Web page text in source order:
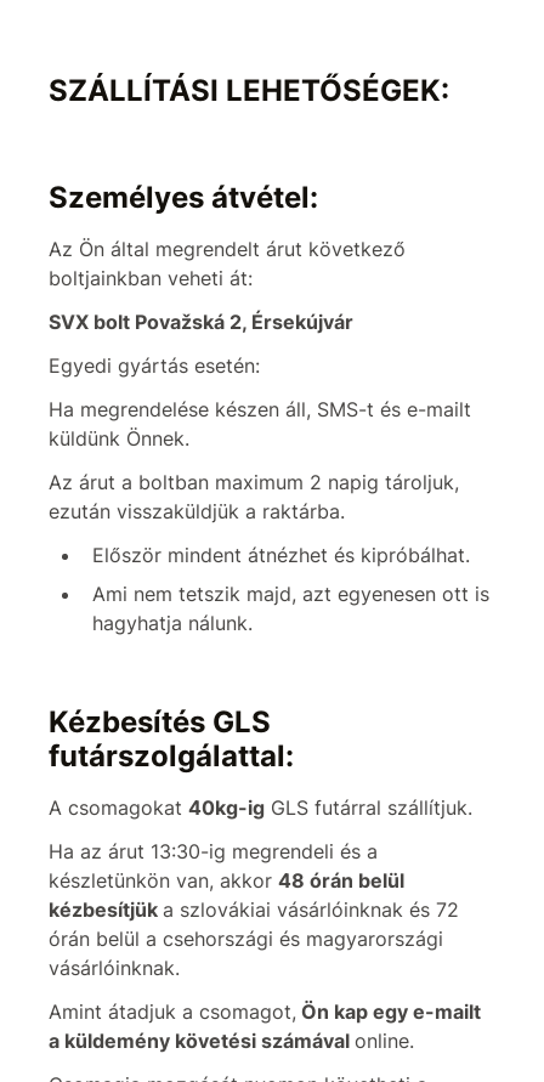
SZÁLLÍTÁSI LEHETŐSÉGEK:
Személyes átvétel:
Az Ön által megrendelt árut következő
boltjainkban veheti át:
SVX bolt Považská 2, Érsekújvár
Egyedi gyártás esetén:
Ha megrendelése készen áll, SMS-t és e-mailt
küldünk Önnek.
Az árut a boltban maximum 2 napig tároljuk,
ezután visszaküldjük a raktárba.
Először mindent átnézhet és kipróbálhat.
Ami nem tetszik majd, azt egyenesen ott is
hagyhatja nálunk.
Kézbesítés GLS
futárszolgálattal:
A csomagokat 40kg-ig GLS futárral szállítjuk.
Ha az árut 13:30-ig megrendeli és a
készletünkön van, akkor 48 órán belül
kézbesítjük a szlovákiai vásárlóinknak és 72
órán belül a csehországi és magyarországi
vásárlóinknak.
Amint átadjuk a csomagot, Ön kap egy e-mailt
a küldemény követési számával online.